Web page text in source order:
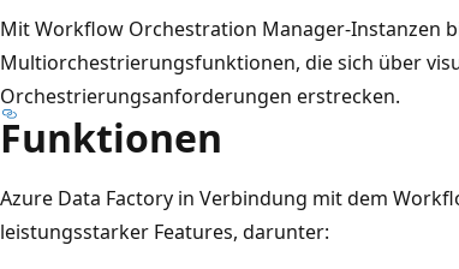
Mit Workflow Orchestration Manager-Instanzen
Multiorchestrierungsfunktionen, die sich über
Orchestrierungsanforderungen erstrecken.
Funktionen
Azure Data Factory in Verbindung mit dem
leistungsstarker Features, darunter: